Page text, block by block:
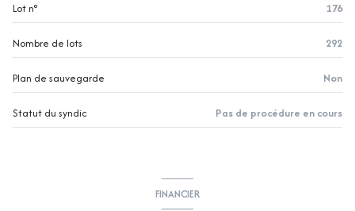
1 étage(s)
Lot n° 176
Nombre de lots 292
Plan de sauvegarde Non
Statut du syndic Pas de procédure en cours
FINANCIER